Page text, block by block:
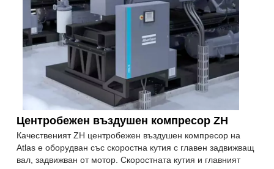
Центробежен въздушен компресор ZH
Качественият ZH центробежен въздушен компресор на
Atlas е оборудван със скоростна кутия с главен задвижващ
вал, задвижван от мотор. Скоростната кутия и главният